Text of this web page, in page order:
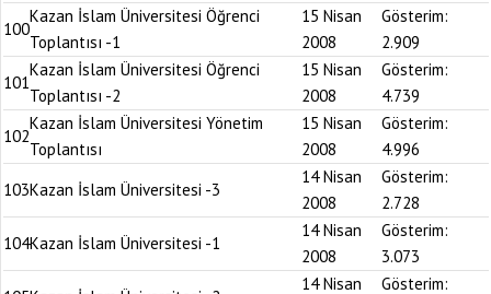
100
Kazan İslam Üniversitesi Öğrenci
Toplantısı -1
15 Nisan
2008
Gösterim:
2.909
101
Kazan İslam Üniversitesi Öğrenci
Toplantısı -2
15 Nisan
2008
Gösterim:
4.739
102
Kazan İslam Üniversitesi Yönetim
Toplantısı
15 Nisan
2008
Gösterim:
4.996
103Kazan İslam Üniversitesi -3
14 Nisan
2008
Gösterim:
2.728
104Kazan İslam Üniversitesi -1
14 Nisan
2008
Gösterim:
3.073
14 Nisan
Gösterim: